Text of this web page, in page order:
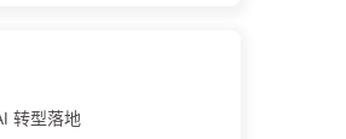
转型落地